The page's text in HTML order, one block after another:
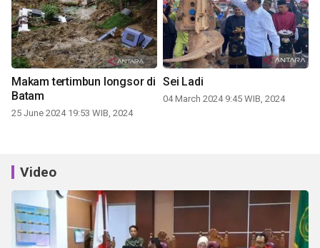
Makam tertimbun longsor di
Batam
25 June 2024 19:53 WIB, 2024
Sei Ladi
04 March 2024 9:45 WIB, 2024
Video